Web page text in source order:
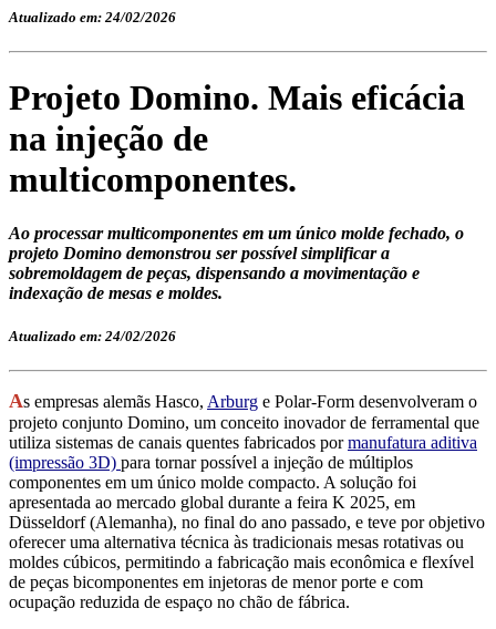
Atualizado em: 24/02/2026
Projeto Domino. Mais eficácia
na injeção de
multicomponentes.
Ao processar multicomponentes em um único molde fechado, o
projeto Domino demonstrou ser possível simplificar a
sobremoldagem de peças, dispensando a movimentação e
indexação de mesas e moldes.
Atualizado em: 24/02/2026
As empresas alemãs Hasco, Arburg e Polar-Form desenvolveram o
projeto conjunto Domino, um conceito inovador de ferramental que
utiliza sistemas de canais quentes fabricados pormanufatura aditiva
(impressão 3D) para tornar possível a injeção de múltiplos
componentes em um único molde compacto. A solução foi
apresentada ao mercado global durante a feira K 2025, em
Düsseldorf (Alemanha), no final do ano passado, e teve por objetivo
oferecer uma alternativa técnica às tradicionais mesas rotativas ou
moldes cúbicos, permitindo a fabricação mais econômica e flexível
de peças bicomponentes em injetoras de menor porte e com
ocupação reduzida de espaço no chão de fábrica.